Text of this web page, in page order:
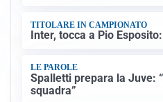
TITOLARE IN CAMPIONATO
Inter, tocca a Pio
LE PAROLE
Spalletti prepara la Juve:
squadra”